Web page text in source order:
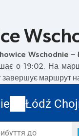
Wschodnie –
о 19:02. На
маршрут на
Łódź